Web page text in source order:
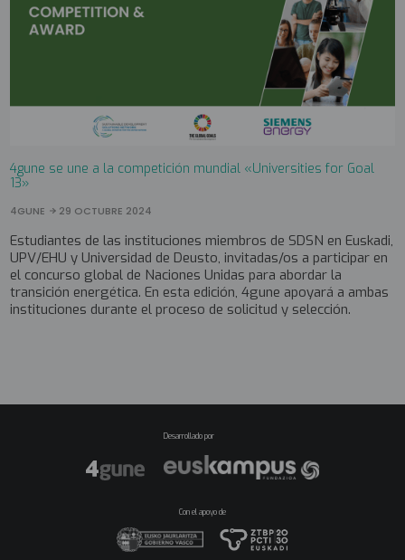
4gune se une a la competición mundial «Universities for Goal
13»
4GUNE 29 OCTUBRE 2024
Estudiantes de las instituciones miembros de SDSN en Euskadi,
UPV/EHU y Universidad de Deusto, invitadas/os a participar en
el concurso global de Naciones Unidas para abordar la
transición energética. En esta edición, 4gune apoyará a ambas
instituciones durante el proceso de solicitud y selección.
Desarrollado por
Con el apoyo de